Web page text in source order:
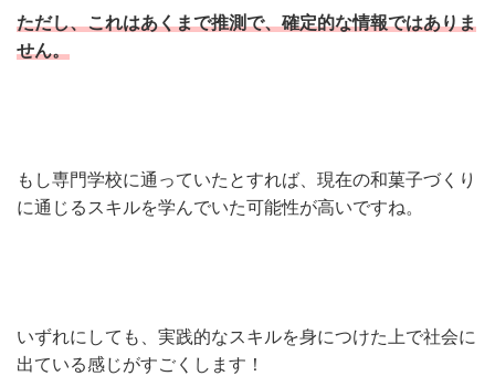
ただし、これはあくまで推測で、確定的な情報ではありま
せん。
もし専門学校に通っていたとすれば、現在の和菓子づくり
に通じるスキルを学んでいた可能性が高いですね。
いずれにしても、実践的なスキルを身につけた上で社会に
出ている感じがすごくします！